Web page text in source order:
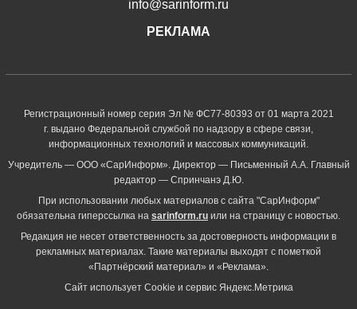
info@sarinform.ru
РЕКЛАМА
Регистрационный номер серия Эл № ФС77-80393 от 01 марта 2021
г. выдано Федеральной службой по надзору в сфере связи,
информационных технологий и массовых коммуникаций.
Учредитель — ООО «СарИнформ». Директор — Письменный А.А. Главный
редактор — Спринчанэ Д.Ю.
При использовании любых материалов с сайта "СарИнформ"
обязательна гиперссылка на sarinform.ru или на страницу с новостью.
Редакция не несет ответственность за достоверность информации в
рекламных материалах. Такие материалы выходят с пометкой
«Партнёрский материал» и «Реклама».
Сайт использует Cookie и сервиc Яндекс.Метрика